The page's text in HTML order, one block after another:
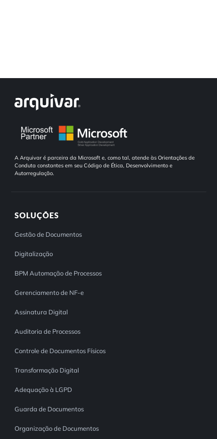
A Arquivar é parceira da Microsoft e, como tal, atende às Orientações de
Conduta constantes em seu Código de Ética, Desenvolvimento e
Autorregulação.
SOLUÇÕES
Gestão de Documentos
Digitalização
BPM Automação de Processos
Gerenciamento de NF-e
Assinatura Digital
Auditoria de Processos
Controle de Documentos Físicos
Transformação Digital
Adequação à LGPD
Guarda de Documentos
Organização de Documentos